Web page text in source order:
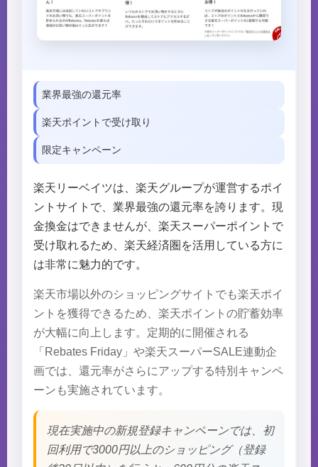
業界最強の還元率
楽天ポイントで受け取り
限定キャンペーン
楽天リーベイツは、楽天グループが運営するポイ
ントサイトで、業界最強の還元率を誇ります。現
金換金はできませんが、楽天スーパーポイントで
受け取れるため、楽天経済圏を活用している方に
は非常に魅力的です。
楽天市場以外のショッピングサイトでも楽天ポイ
ントを獲得できるため、楽天ポイントの貯蓄効率
が大幅に向上します。定期的に開催される
「Rebates Friday」や楽天スーパーSALE連動企
画では、還元率がさらにアップする特別キャンペ
ーンも実施されています。
現在実施中の新規登録キャンペーンでは、初
回利用で3000円以上のショッピング（登録